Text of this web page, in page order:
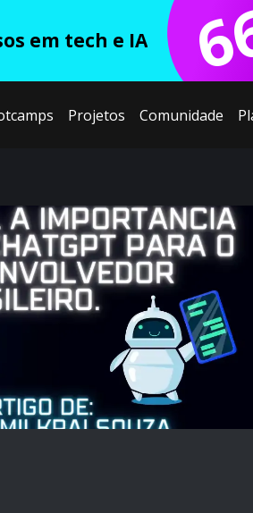
em tech e IA
Projetos Comunidade